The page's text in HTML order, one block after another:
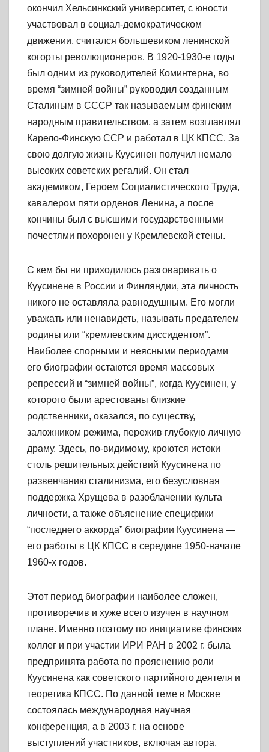
окончил Хельсинкский университет, с юности
участвовал в социал-демократическом
движении, считался большевиком ленинской
когорты революционеров. В 1920-1930-е годы
был одним из руководителей Коминтерна, во
время “зимней войны” руководил созданным
Сталиным в СССР так называемым финским
народным правительством, а затем возглавлял
Карело-Финскую ССР и работал в ЦК КПСС. За
свою долгую жизнь Куусинен получил немало
высоких советских регалий. Он стал
академиком, Героем Социалистического Труда,
кавалером пяти орденов Ленина, а после
кончины был с высшими государственными
почестями похоронен у Кремлевской стены.
С кем бы ни приходилось разговаривать о
Куусинене в России и Финляндии, эта личность
никого не оставляла равнодушным. Его могли
уважать или ненавидеть, называть предателем
родины или “кремлевским диссидентом”.
Наиболее спорными и неясными периодами
его биографии остаются время массовых
репрессий и “зимней войны”, когда Куусинен, у
которого были арестованы близкие
родственники, оказался, по существу,
заложником режима, пережив глубокую личную
драму. Здесь, по-видимому, кроются истоки
столь решительных действий Куусинена по
развенчанию сталинизма, его безусловная
поддержка Хрущева в разоблачении культа
личности, а также объяснение специфики
“последнего аккорда” биографии Куусинена —
его работы в ЦК КПСС в середине 1950-начале
1960-х годов.
Этот период биографии наиболее сложен,
противоречив и хуже всего изучен в научном
плане. Именно поэтому по инициативе финских
коллег и при участии ИРИ РАН в 2002 г. была
предпринята работа по прояснению роли
Куусинена как советского партийного деятеля и
теоретика КПСС. По данной теме в Москве
состоялась международная научная
конференция, а в 2003 г. на основе
выступлений участников, включая автора,